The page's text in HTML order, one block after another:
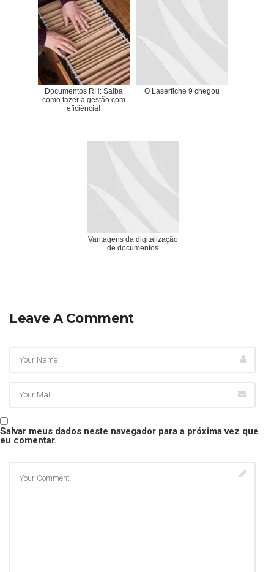
Documentos RH: Saiba
como fazer a gestão com
eficiência!
O Laserfiche 9 chegou
Vantagens da digitalização
de documentos
Leave A Comment
Salvar meus dados neste navegador para a próxima vez que
eu comentar.